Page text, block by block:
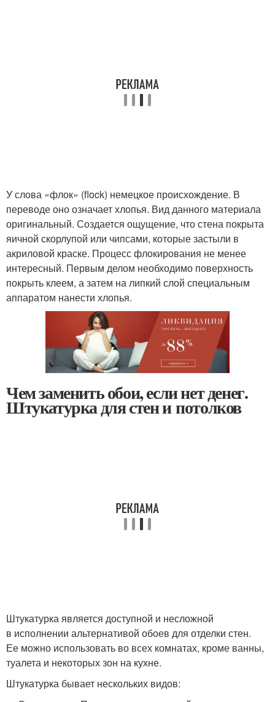
У слова «флок» (flock) немецкое происхождение. В
переводе оно означает хлопья. Вид данного материала
оригинальный. Создается ощущение, что стена покрыта
яичной скорлупой или чипсами, которые застыли в
акриловой краске. Процесс флокирования не менее
интересный. Первым делом необходимо поверхность
покрыть клеем, а затем на липкий слой специальным
аппаратом нанести хлопья.
Чем заменить обои, если нет денег.
Штукатурка для стен и потолков
Штукатурка является доступной и несложной
в исполнении альтернативой обоев для отделки стен.
Ее можно использовать во всех комнатах, кроме ванны,
туалета и некоторых зон на кухне.
Штукатурка бывает нескольких видов: